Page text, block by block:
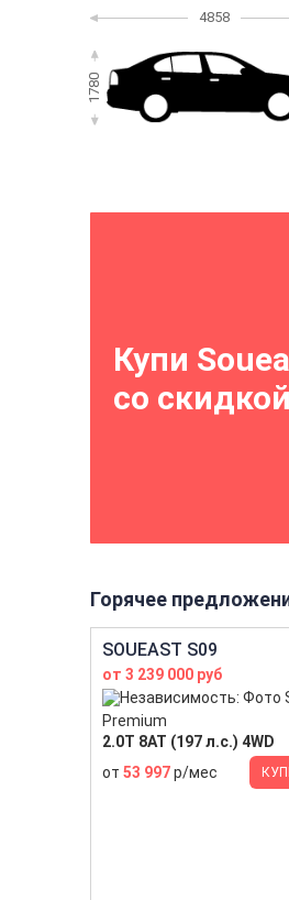
4858
1780
Купи
со
Горячее
SOUEAST S09
от 3 239 000 руб
Premium
2.0T 8AT (197 л.с.) 4WD
от 53 997р/мес